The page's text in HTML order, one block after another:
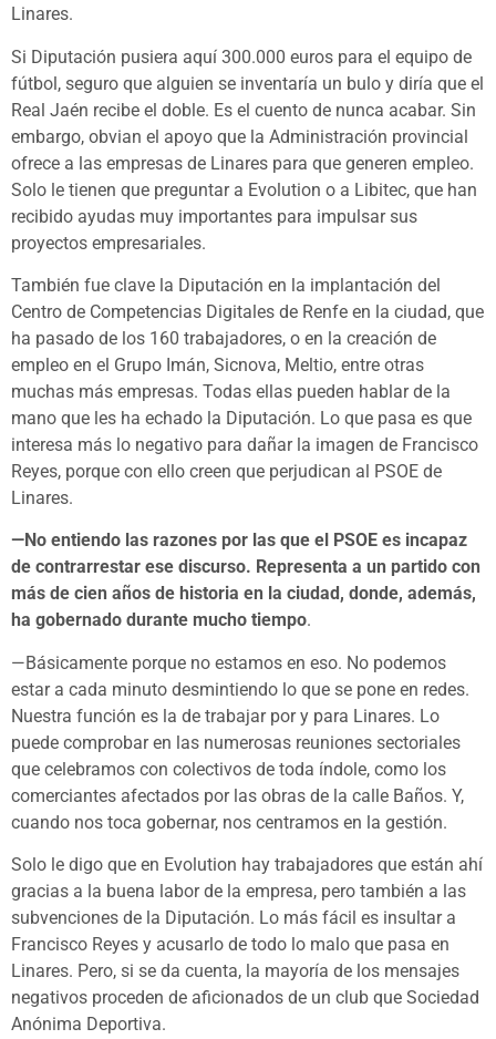
Linares.
Si Diputación pusiera aquí 300.000 euros para el equipo de
fútbol, seguro que alguien se inventaría un bulo y diría que el
Real Jaén recibe el doble. Es el cuento de nunca acabar. Sin
embargo, obvian el apoyo que la Administración provincial
ofrece a las empresas de Linares para que generen empleo.
Solo le tienen que preguntar a Evolution o a Libitec, que han
recibido ayudas muy importantes para impulsar sus
proyectos empresariales.
También fue clave la Diputación en la implantación del
Centro de Competencias Digitales de Renfe en la ciudad, que
ha pasado de los 160 trabajadores, o en la creación de
empleo en el Grupo Imán, Sicnova, Meltio, entre otras
muchas más empresas. Todas ellas pueden hablar de la
mano que les ha echado la Diputación. Lo que pasa es que
interesa más lo negativo para dañar la imagen de Francisco
Reyes, porque con ello creen que perjudican al PSOE de
Linares.
—No entiendo las razones por las que el PSOE es incapaz
de contrarrestar ese discurso. Representa a un partido con
más de cien años de historia en la ciudad, donde, además,
ha gobernado durante mucho tiempo.
—Básicamente porque no estamos en eso. No podemos
estar a cada minuto desmintiendo lo que se pone en redes.
Nuestra función es la de trabajar por y para Linares. Lo
puede comprobar en las numerosas reuniones sectoriales
que celebramos con colectivos de toda índole, como los
comerciantes afectados por las obras de la calle Baños. Y,
cuando nos toca gobernar, nos centramos en la gestión.
Solo le digo que en Evolution hay trabajadores que están ahí
gracias a la buena labor de la empresa, pero también a las
subvenciones de la Diputación. Lo más fácil es insultar a
Francisco Reyes y acusarlo de todo lo malo que pasa en
Linares. Pero, si se da cuenta, la mayoría de los mensajes
negativos proceden de aficionados de un club que Sociedad
Anónima Deportiva.